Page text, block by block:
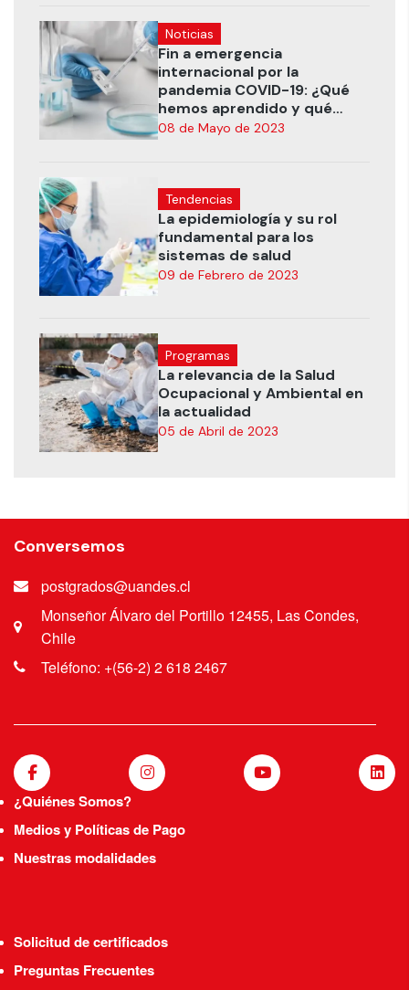
Noticias
Fin a emergencia
internacional por la
pandemia COVID-19: ¿Qué
hemos aprendido y qué
debemos mejorar?
08 de Mayo de 2023
Tendencias
La epidemiología y su rol
fundamental para los
sistemas de salud
09 de Febrero de 2023
Programas
La relevancia de la Salud
Ocupacional y Ambiental en
la actualidad
05 de Abril de 2023
Conversemos
postgrados@uandes.cl
Monseñor Álvaro del Portillo 12455, Las Condes,
Chile
Teléfono: +(56-2) 2 618 2467
¿Quiénes Somos?
Medios y Políticas de Pago
Nuestras modalidades
Solicitud de certificados
Preguntas Frecuentes